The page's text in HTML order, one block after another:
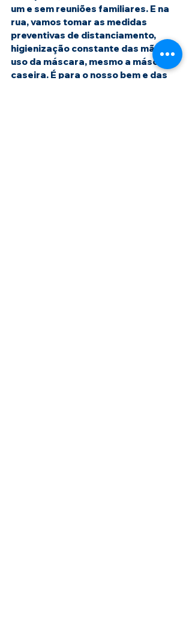
um e sem reuniões familiares. E na
rua, vamos tomar as medidas
preventivas de distanciamento,
higienização constante das mãos e
uso da máscara, mesmo a máscara
caseira. É para o nosso bem e das